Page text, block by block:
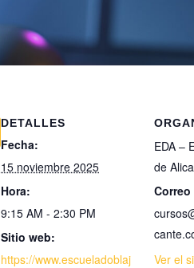
DETALLES
Fecha:
15 noviembre 2025
Hora:
9:15 AM - 2:30 PM
Sitio web:
https://www.escueladoblaj
EDA –
de
Ver el